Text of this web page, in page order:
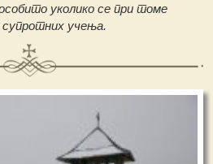
уколико се при томе
учења.